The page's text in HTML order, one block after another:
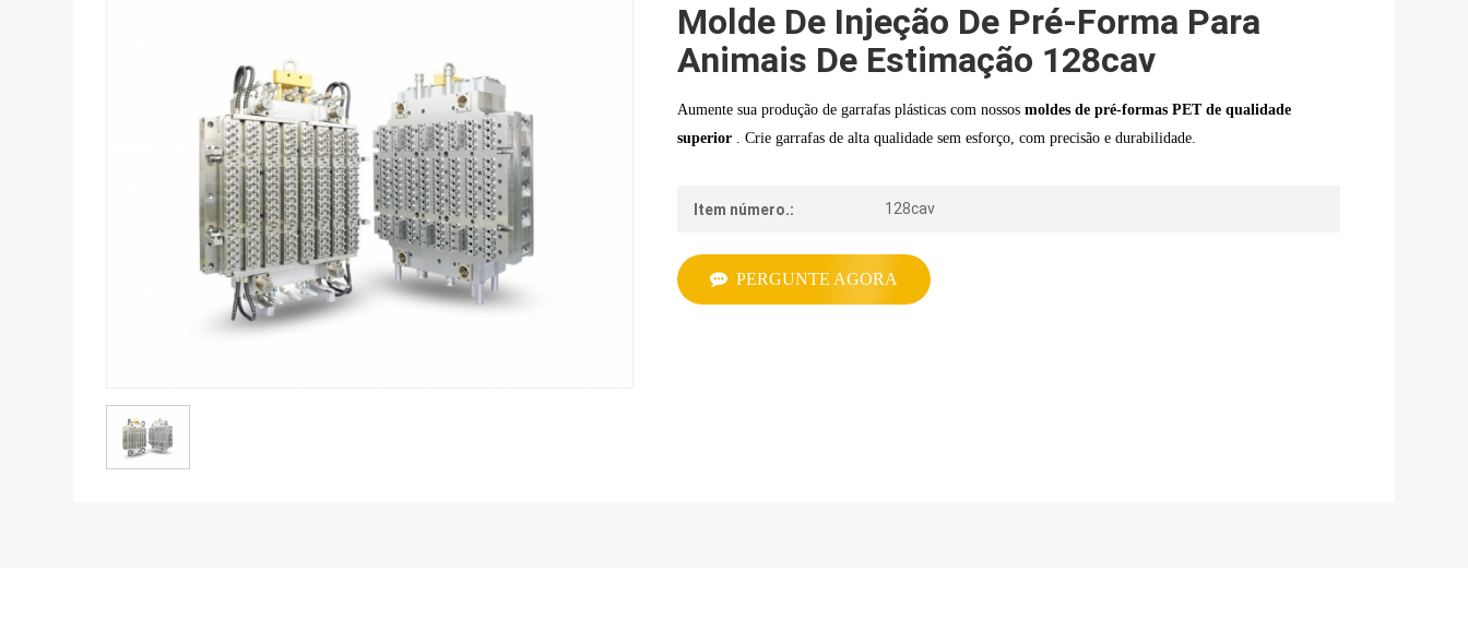
Molde De Injeção De Pré-Forma Para
Animais De Estimação 128cav
Aumente sua produção de garrafas plásticas com nossosmoldes de pré-formas PET de qualidade
superior . Crie garrafas de alta qualidade sem esforço, com precisão e durabilidade.
Item número.: 128cav
PERGUNTE AGORA